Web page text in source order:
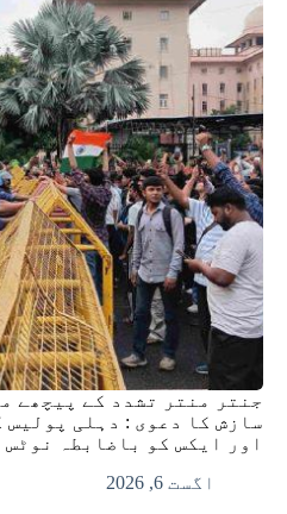
جنتر منتر تشدد کے پیچھے
سازش کا دعوی : دہلی پولیس
اور ایکس کو باضابطہ نوٹس
اگست 6, 2026